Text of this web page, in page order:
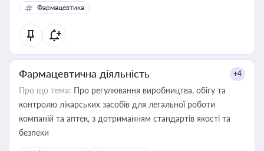
Фармацевтика
Фармацевтична діяльність +4
Про що тема: Про регулювання виробництва, обігу та
контролю лікарських засобів для легальної роботи
компаній та аптек, з дотриманням стандартів якості та
безпеки